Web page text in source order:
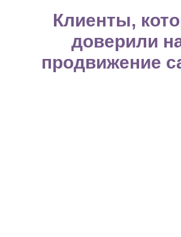
Клиенты,
доверили
продвижение